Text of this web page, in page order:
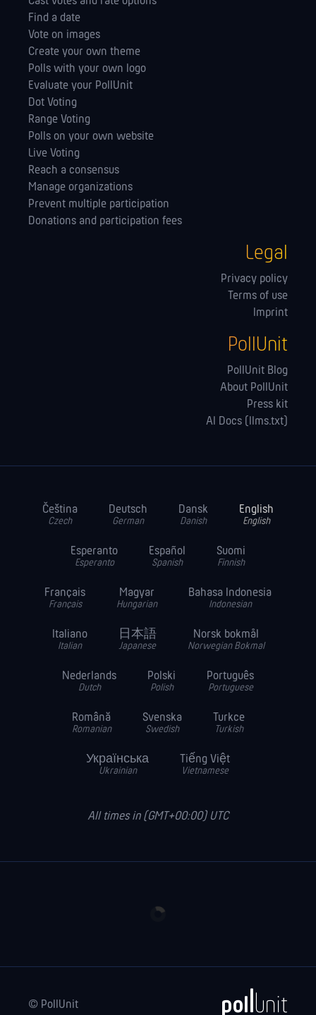
Find a date
Vote on images
Create your own theme
Polls with your own logo
Evaluate your PollUnit
Dot Voting
Range Voting
Polls on your own website
Live Voting
Reach a consensus
Manage orga­nizations
Prevent multiple participation
Donations and participation fees
Legal
Privacy policy
Terms of use
Imprint
PollUnit
PollUnit Blog
About PollUnit
Press kit
AI Docs (llms.txt)
Čeština
Czech
Deutsch
German
Dansk
Danish
English
English
Esperanto
Esperanto
Español
Spanish
Suomi
Finnish
Français
Français
Magyar
Hungarian
Bahasa Indonesia
Indonesian
Italiano
Italian
日本語
Japanese
Norsk bokmål
Norwegian Bokmal
Nederlands
Dutch
Polski
Polish
Português
Portuguese
Română
Romanian
Svenska
Swedish
Turkce
Turkish
Українська
Ukrainian
Tiếng Việt
Vietnamese
All times in (GMT+00:00) UTC
© PollUnit